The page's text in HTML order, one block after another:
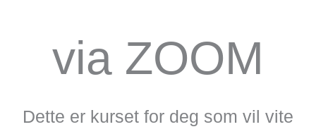
via ZOOM
Dette er kurset for deg som vil vite